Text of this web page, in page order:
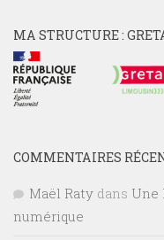
MA STRUCTURE :
COMMENTAIRES
Maël Raty dans Une
numérique